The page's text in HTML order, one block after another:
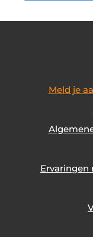
Meld je
Ervaringen